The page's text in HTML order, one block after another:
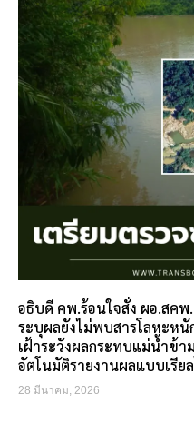
อธิบดี คพ.ร้อนใจสั่ง ผอ.สค
ระบุผลยังไม่พบสารโลหะหนั
เฝ้าระวังผลกระทบแม่น้ำข้
อัตโนมัติรายงานผลแบบเรีย
28 มีนาคม, 2026